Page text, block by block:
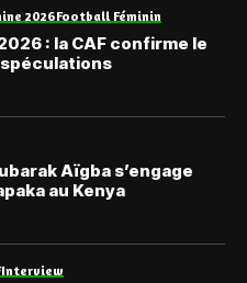
2026Football Féminin
: la CAF confirme le
Aïgba s’engage
au Kenya
Interview